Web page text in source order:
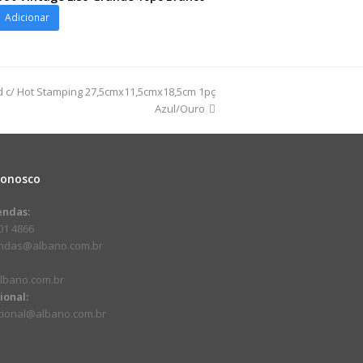
Adicionar
Hot Stamping 27,5cmx11,5cmx18,5cm 1pç
Azul/Ouro
4866